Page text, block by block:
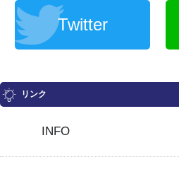
Twitter
リンク
INFO